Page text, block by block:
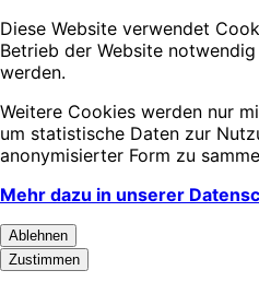
Diese Website verwendet
Betrieb der Website
werden.
Weitere Cookies werden nur
um statistische Daten zur
anonymisierter Form zu
Mehr dazu in unserer
Ablehnen
Zustimmen